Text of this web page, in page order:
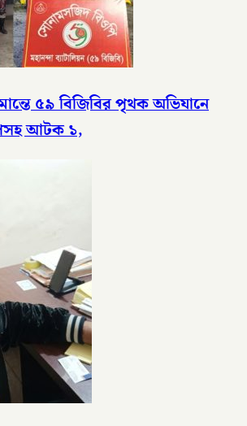
৫৯ বিজিবির পৃথক অভিযানে
আটক ১,